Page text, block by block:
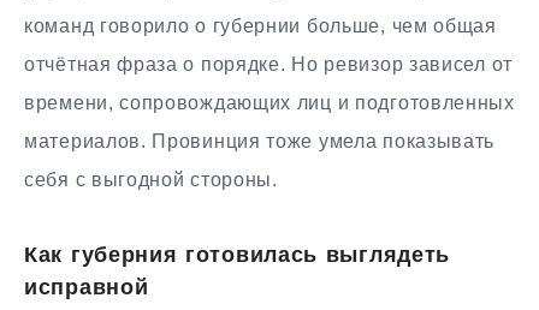
команд говорило о губернии больше, чем общая
отчётная фраза о порядке. Но ревизор зависел от
времени, сопровождающих лиц и подготовленных
материалов. Провинция тоже умела показывать
себя с выгодной стороны.
Как губерния готовилась выглядеть
исправной